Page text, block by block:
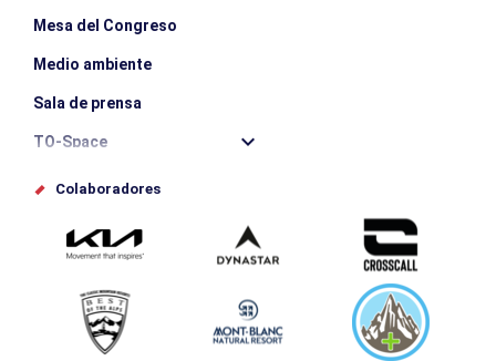
Mesa del Congreso
Medio ambiente
Sala de prensa
TO-Space
Offices de tourisme
Envíe su evento
Service groupes et séminaires
Descargar
Colaboradores